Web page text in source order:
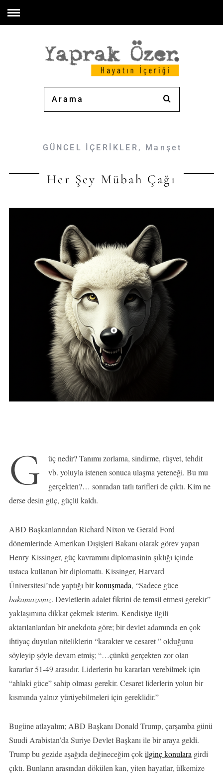
GÜNCEL İÇERİKLER , Manşet
Her Şey Mübah Çağı
G
üç nedir? Tanımı zorlama, sindirme, rüşvet, tehdit
vb. yoluyla istenen sonuca ulaşma yeteneği. Bu mu
gerçekten?… sonradan tatlı tarifleri de çıktı. Kim ne
derse desin güç, güçlü kaldı.
ABD Başkanlarından Richard Nixon ve Gerald Ford
dönemlerinde Amerikan Dışişleri Bakanı olarak görev yapan
Henry Kissinger, güç kavramını diplomasinin şıklığı içinde
ustaca kullanan bir diplomattı. Kissinger, Harvard
Üniversitesi’nde yaptığı birkonuşmada, “Sadece güce
bakamazsınız. Devletlerin adalet fikrini de temsil etmesi gerekir”
yaklaşımına dikkat çekmek isterim. Kendisiye ilgili
aktarılanlardan bir anekdota göre; bir devlet adamında en çok
ihtiyaç duyulan niteliklerin “karakter ve cesaret ” olduğunu
söyleyip şöyle devam etmiş; “…çünkü gerçekten zor olan
kararlar 51-49 arasıdır. Liderlerin bu kararları verebilmek için
“ahlaki güce” sahip olması gerekir. Cesaret liderlerin yolun bir
kısmında yalnız yürüyebilmeleri için gereklidir.”
Bugüne atlayalım; ABD Başkanı Donald Trump, çarşamba günü
Suudi Arabistan’da Suriye Devlet Başkanı ile bir araya geldi.
Trump bu gezide aşağıda değineceğim çokilginç konularagirdi
çıktı. Bunların arasından dökülen kan, yiten hayatlar, ülkemize